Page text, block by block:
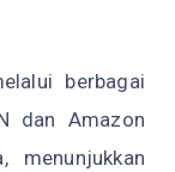
berbagai
dan Amazon
menunjukkan